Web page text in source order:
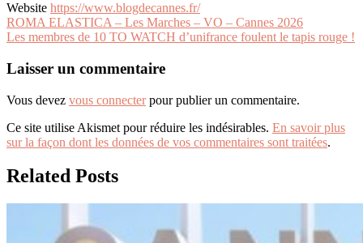
Website https://www.blogdecannes.fr/
Navigation
de
l’article
ROMA ELASTICA – Les Marches – VO – Cannes 2026
Les membres de 10 TO WATCH d’unifrance foulent le tapis rouge !
Laisser un commentaire
Vous devez vous connecterpour publier un commentaire.
Ce site utilise Akismet pour réduire les indésirables. En savoir plus
sur la façon dont les données de vos commentaires sont traitées.
Related Posts